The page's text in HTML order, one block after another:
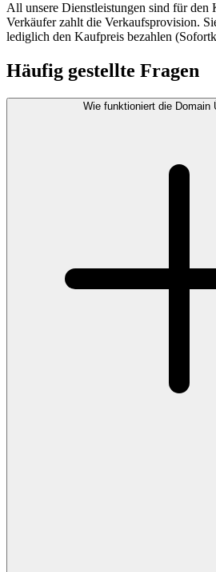
All unsere Dienstleistungen sind für den
Verkäufer zahlt die Verkaufsprovision.
lediglich den Kaufpreis bezahlen
Häufig gestellte Fragen
Wie funktioniert die Domain